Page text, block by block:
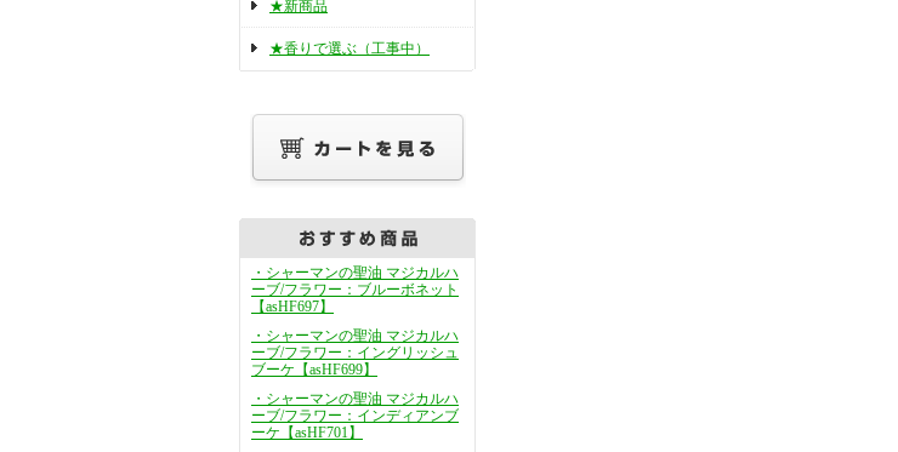
★新商品
★香りで選ぶ（工事中）
・シャーマンの聖油 マジカルハ
ーブ/フラワー：ブルーボネット
【asHF697】
・シャーマンの聖油 マジカルハ
ーブ/フラワー：イングリッシュ
ブーケ【asHF699】
・シャーマンの聖油 マジカルハ
ーブ/フラワー：インディアンブ
ーケ【asHF701】